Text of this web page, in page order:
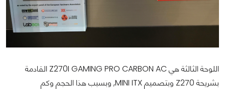
اللوحة الثالثة هي Z270I GAMING PRO CARBON AC القادمة
بشريحة Z270 وبتصميم MINI ITX, وبسبب هذا الحجم وكم